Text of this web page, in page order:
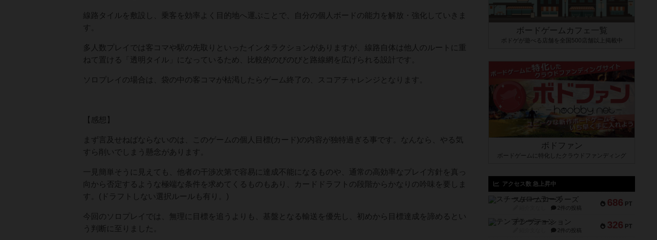
線路タイルを敷設し、乗客を効率よく目的地へ運ぶことで、自分の個人ボードの能力を解放・強化していきま
す。
多人数プレイでは客コマや駅の先取りといったインタラクションがありますが、線路自体は他人のルートに重
ねて置ける「透明タイル」になっているため、比較的のびのびと路線網を広げられる設計です。
ソロプレイの場合は、袋の中の客コマが枯渇したらゲーム終了の、スコアチャレンジとなります。
【感想】
まず言及せねばならないのは、このゲームの個人目標(カード)の内容が独特過ぎる事です。なんなら、やる気
すら削いでしまう懸念があります。
一見簡単そうに見えても、他者の干渉次第で容易に達成不能になるものや、通常の高効率なプレイ方針を真っ
向から否定するような極端な条件を求めてくるものもあり、カードドラフトの段階からかなりの吟味を要しま
す。(ドラフトしない選択ルールも有り。)
今回のソロプレイでは、無理に目標を追うよりも、基盤となる輸送を優先し、初めから目標達成を諦めるとい
う判断に至りました。
ボードゲームカフェ一覧
ボドゲが遊べる店舗を全国500店舗以上掲載中
ボドファン
ボードゲームに特化したクラウドファンディング
アクセス数 急上昇中
686 PT
スチームローラーズ
2件の投稿
326 PT
テンプテーション
2件の投稿